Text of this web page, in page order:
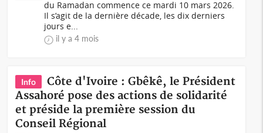
du Ramadan commence ce mardi 10 mars 2026.
Il s’agit de la dernière décade, les dix derniers
jours e...
il y a 4 mois
Info
Côte d'Ivoire : Gbêkê, le Président
Assahoré pose des actions de solidarité
et préside la première session du
Conseil Régional